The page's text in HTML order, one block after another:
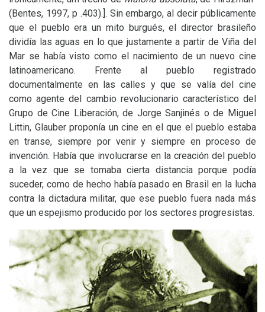
(Bentes, 1997, p .403).]. Sin embargo, al decir públicamente
que el pueblo era un mito burgués, el director brasileño
dividía las aguas en lo que justamente a partir de Viña del
Mar se había visto como el nacimiento de un nuevo cine
latinoamericano. Frente al pueblo registrado
documentalmente en las calles y que se valía del cine
como agente del cambio revolucionario característico del
Grupo de Cine Liberación, de Jorge Sanjinés o de Miguel
Littin, Glauber proponía un cine en el que el pueblo estaba
en transe, siempre por venir y siempre en proceso de
invención. Había que involucrarse en la creación del pueblo
a la vez que se tomaba cierta distancia porque podía
suceder, como de hecho había pasado en Brasil en la lucha
contra la dictadura militar, que ese pueblo fuera nada más
que un espejismo producido por los sectores progresistas.